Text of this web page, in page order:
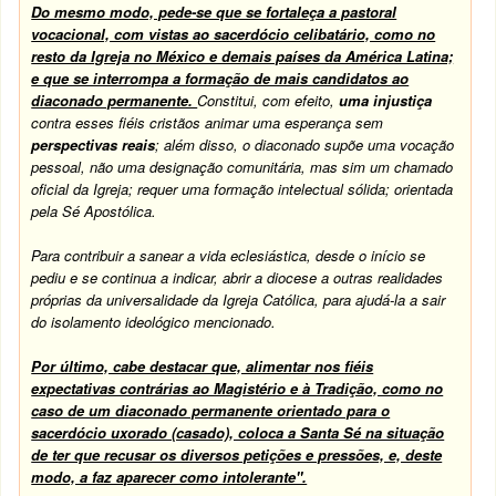
Do mesmo modo, pede-se que se fortaleça a pastoral
vocacional, com vistas ao sacerdócio celibatário, como no
resto da Igreja no México e demais países da América Latina;
e que se interrompa a formação de mais candidatos ao
diaconado permanente.Constitui, com efeito,uma injustiça
contra esses fiéis cristãos animar uma esperança sem
perspectivas reais; além disso, o diaconado supõe uma vocação
pessoal, não uma designação comunitária, mas sim um chamado
oficial da Igreja; requer uma formação intelectual sólida; orientada
pela Sé Apostólica.
Para contribuir a sanear a vida eclesiástica, desde o início se
pediu e se continua a indicar, abrir a diocese a outras realidades
próprias da universalidade daIgreja Católica, para ajudá-la a sair
do isolamento ideológico mencionado.
Por último, cabe destacar que, alimentar nos fiéis
expectativas contrárias ao Magistério e à Tradição, como no
caso de um diaconado permanente orientado para o
sacerdócio uxorado (casado), coloca a Santa Sé na situação
de ter que recusar os diversos petições e pressões, e, deste
modo, a faz aparecer como intolerante".